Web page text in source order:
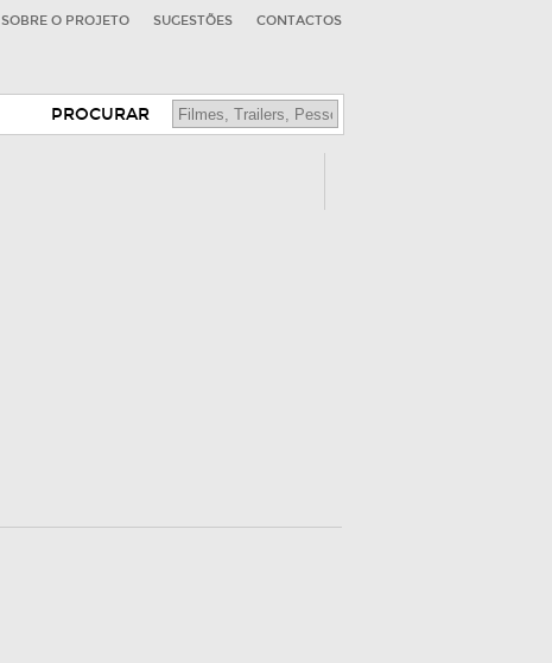
SOBRE O PROJETO SUGESTÕES CONTACTOS
PROCURAR